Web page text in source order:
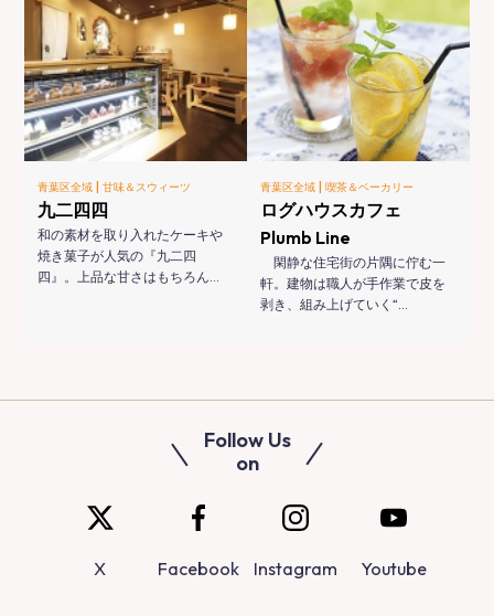
青葉区全域 |甘味＆スウィーツ
九二四四
和の素材を取り入れたケーキや
焼き菓子が人気の『九二四
四』。上品な甘さはもちろん…
青葉区全域 | 喫茶＆ベーカリー
ログハウスカフェ
Plumb Line
閑静な住宅街の片隅に佇む一
軒。建物は職人が手作業で皮を
剥き、組み上げていく“…
Follow Us
on
X Facebook Instagram Youtube